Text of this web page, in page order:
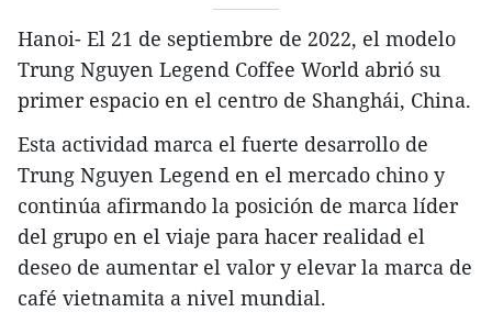
Hanoi- El 21 de septiembre de 2022, el modelo
Trung Nguyen Legend Coffee World abrió su
primer espacio en el centro de Shanghái, China.
Esta actividad marca el fuerte desarrollo de
Trung Nguyen Legend en el mercado chino y
continúa afirmando la posición de marca líder
del grupo en el viaje para hacer realidad el
deseo de aumentar el valor y elevar la marca de
café vietnamita a nivel mundial.